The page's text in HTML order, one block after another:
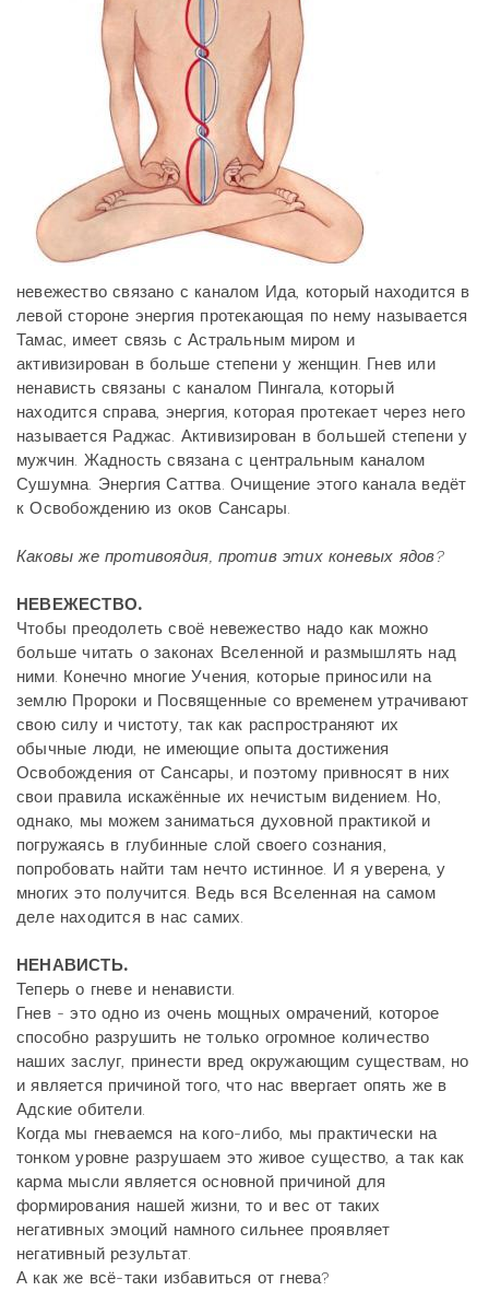
невежество связано с каналом Ида, который находится в
левой стороне энергия протекающая по нему называется
Тамас, имеет связь с Астральным миром и
активизирован в больше степени у женщин. Гнев или
ненависть связаны с каналом Пингала, который
находится справа, энергия, которая протекает через него
называется Раджас. Активизирован в большей степени у
мужчин. Жадность связана с центральным каналом
Сушумна. Энергия Саттва. Очищение этого канала ведёт
к Освобождению из оков Сансары.
Каковы же противоядия, против этих коневых ядов?
НЕВЕЖЕСТВО.
Чтобы преодолеть своё невежество надо как можно
больше читать о законах Вселенной и размышлять над
ними. Конечно многие Учения, которые приносили на
землю Пророки и Посвященные со временем утрачивают
свою силу и чистоту, так как распространяют их
обычные люди, не имеющие опыта достижения
Освобождения от Сансары, и поэтому привносят в них
свои правила искажённые их нечистым видением. Но,
однако, мы можем заниматься духовной практикой и
погружаясь в глубинные слой своего сознания,
попробовать найти там нечто истинное. И я уверена, у
многих это получится. Ведь вся Вселенная на самом
деле находится в нас самих.
НЕНАВИСТЬ.
Теперь о гневе и ненависти.
Гнев - это одно из очень мощных омрачений, которое
способно разрушить не только огромное количество
наших заслуг, принести вред окружающим существам, но
и является причиной того, что нас ввергает опять же в
Адские обители.
Когда мы гневаемся на кого-либо, мы практически на
тонком уровне разрушаем это живое существо, а так как
карма мысли является основной причиной для
формирования нашей жизни, то и вес от таких
негативных эмоций намного сильнее проявляет
негативный результат.
А как же всё-таки избавиться от гнева?